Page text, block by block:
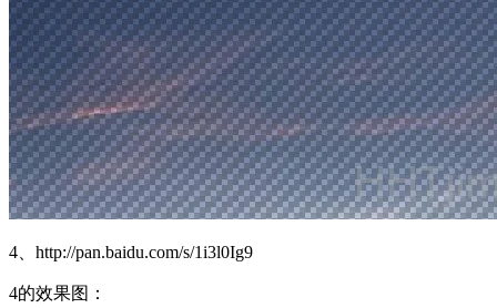
4、http://pan.baidu.com/s/1i3l0Ig9
4的效果图：